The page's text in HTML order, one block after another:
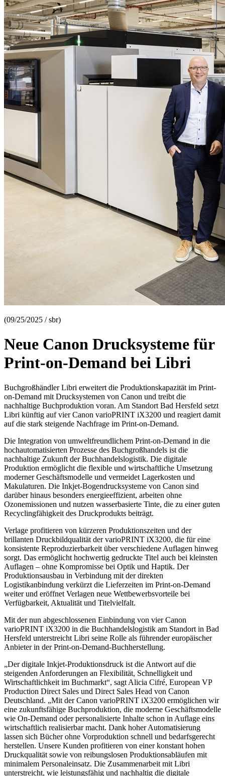
(09/25/2025 / sbr)
Neue Canon Drucksysteme für
Print-on-Demand bei Libri
Buchgroßhändler Libri erweitert die Produktionskapazität im Print-
on-Demand mit Drucksystemen von Canon und treibt die
nachhaltige Buchproduktion voran. Am Standort Bad Hersfeld setzt
Libri künftig auf vier Canon varioPRINT iX3200 und reagiert damit
auf die stark steigende Nachfrage im Print-on-Demand.
Die Integration von umweltfreundlichem Print-on-Demand in die
hochautomatisierten Prozesse des Buchgroßhandels ist die
nachhaltige Zukunft der Buchhandelslogistik. Die digitale
Produktion ermöglicht die flexible und wirtschaftliche Umsetzung
moderner Geschäftsmodelle und vermeidet Lagerkosten und
Makulaturen. Die Inkjet-Bogendrucksysteme von Canon sind
darüber hinaus besonders energieeffizient, arbeiten ohne
Ozonemissionen und nutzen wasserbasierte Tinte, die zu einer guten
Recyclingfähigkeit des Druckprodukts beiträgt.
Verlage profitieren von kürzeren Produktionszeiten und der
brillanten Druckbildqualität der varioPRINT iX3200, die für eine
konsistente Reproduzierbarkeit über verschiedene Auflagen hinweg
sorgt. Das ermöglicht hochwertig gedruckte Titel auch bei kleinsten
Auflagen – ohne Kompromisse bei Optik und Haptik. Der
Produktionsausbau in Verbindung mit der direkten
Logistikanbindung verkürzt die Lieferzeiten im Print-on-Demand
weiter und eröffnet Verlagen neue Wettbewerbsvorteile bei
Verfügbarkeit, Aktualität und Titelvielfalt.
Mit der nun abgeschlossenen Einbindung von vier Canon
varioPRINT iX3200 in die Buchhandelslogistik am Standort in Bad
Hersfeld unterstreicht Libri seine Rolle als führender europäischer
Anbieter in der Print-on-Demand-Buchherstellung.
„Der digitale Inkjet-Produktionsdruck ist die Antwort auf die
steigenden Anforderungen an Flexibilität, Schnelligkeit und
Wirtschaftlichkeit im Buchmarkt“, sagt Alicia Cifré, European VP
Production Direct Sales und Direct Sales Head von Canon
Deutschland. „Mit der Canon varioPRINT iX3200 ermöglichen wir
eine zukunftsfähige Buchproduktion, die moderne Geschäftsmodelle
wie On-Demand oder personalisierte Inhalte schon in Auflage eins
wirtschaftlich realisierbar macht. Dank hoher Automatisierung
lassen sich Bücher ohne Vorproduktion schnell und bedarfsgerecht
herstellen. Unsere Kunden profitieren von einer konstant hohen
Druckqualität sowie von reibungslosen Produktionsabläufen mit
minimalem Personaleinsatz. Die Zusammenarbeit mit Libri
unterstreicht, wie leistungsfähig und nachhaltig die digitale